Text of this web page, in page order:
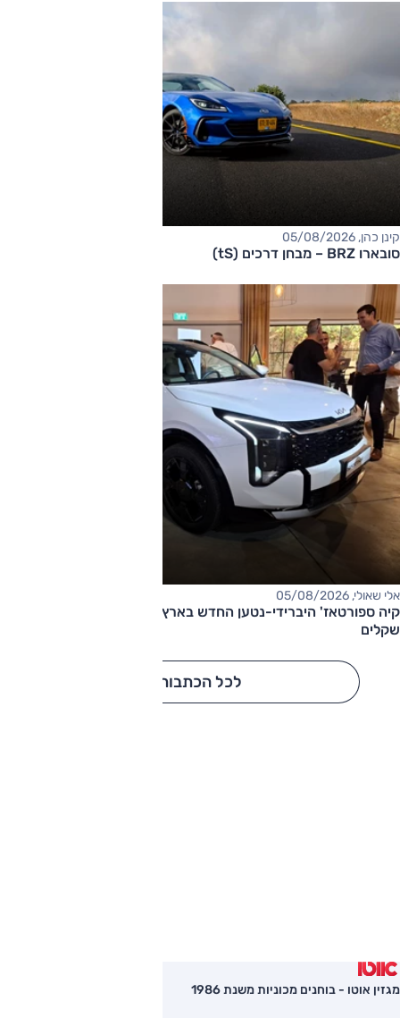
קינן כהן, 05/08/2026
סובארו BRZ – מבחן דרכים (tS)
אלי שאולי, 05/08/2026
שקלים
לכל הכתבות
מגזין אוטו - בוחנים מכוניות משנת 1986